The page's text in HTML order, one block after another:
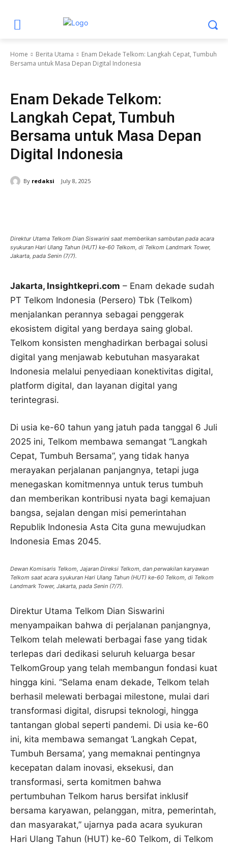
Home Berita Utama
Enam Dekade Telkom: Langkah Cepat, Tumbuh
Bersama untuk Masa Depan Digital Indonesia
Enam Dekade Telkom:
Langkah Cepat, Tumbuh
Bersama untuk Masa Depan
Digital Indonesia
By redaksi July 8, 2025
Direktur Utama Telkom Dian Siswarini saat memberikan sambutan pada acara
syukuran Hari Ulang Tahun (HUT) ke-60 Telkom, di Telkom Landmark Tower,
Jakarta, pada Senin (7/7).
Jakarta, Insightkepri.com – Enam dekade sudah
PT Telkom Indonesia (Persero) Tbk (Telkom)
menjalankan perannya sebagai penggerak
ekosistem digital yang berdaya saing global.
Telkom konsisten menghadirkan berbagai solusi
digital yang menjawab kebutuhan masyarakat
Indonesia melalui penyediaan konektivitas digital,
platform digital, dan layanan digital yang
terintegrasi.
Di usia ke-60 tahun yang jatuh pada tanggal 6 Juli
2025 ini, Telkom membawa semangat “Langkah
Cepat, Tumbuh Bersama”, yang tidak hanya
merayakan perjalanan panjangnya, tetapi juga
menegaskan komitmennya untuk terus tumbuh
dan memberikan kontribusi nyata bagi kemajuan
bangsa, sejalan dengan misi pemerintahan
Republik Indonesia Asta Cita guna mewujudkan
Indonesia Emas 2045.
Dewan Komisaris Telkom, Jajaran Direksi Telkom, dan perwakilan karyawan
Telkom saat acara syukuran Hari Ulang Tahun (HUT) ke-60 Telkom, di Telkom
Landmark Tower, Jakarta, pada Senin (7/7).
Direktur Utama Telkom Dian Siswarini
menyampaikan bahwa di perjalanan panjangnya,
Telkom telah melewati berbagai fase yang tidak
terlepas dari dedikasi seluruh keluarga besar
TelkomGroup yang telah membangun fondasi kuat
hingga kini. “Selama enam dekade, Telkom telah
berhasil melewati berbagai milestone, mulai dari
transformasi digital, disrupsi teknologi, hingga
tantangan global seperti pandemi. Di usia ke-60
ini, kita membawa semangat ‘Langkah Cepat,
Tumbuh Bersama’, yang memaknai pentingnya
kecepatan dalam inovasi, eksekusi, dan
transformasi, serta komitmen bahwa
pertumbuhan Telkom harus bersifat inklusif
bersama karyawan, pelanggan, mitra, pemerintah,
dan masyarakat,” ujarnya pada acara syukuran
Hari Ulang Tahun (HUT) ke-60 Telkom, di Telkom